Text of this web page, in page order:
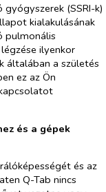
(SSRI-k)
kialakulásának
pulmonális
ilyenkor
általában a születés
ez az Ön
és a gépek
és az
Q-Tab nincs